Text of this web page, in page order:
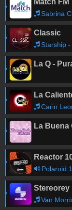
Match FM
Sabrina
Classic
Starship -
La Q -
La
Carin
La Buena
Reactor
Polaroid
Stereorey
Van